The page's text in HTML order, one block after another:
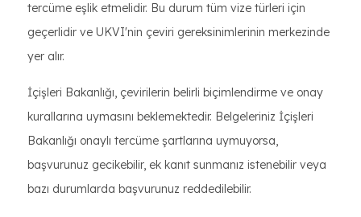
tercüme eşlik etmelidir. Bu durum tüm vize türleri için
geçerlidir ve UKVI'nin çeviri gereksinimlerinin merkezinde
yer alır.
İçişleri Bakanlığı, çevirilerin belirli biçimlendirme ve onay
kurallarına uymasını beklemektedir. Belgeleriniz İçişleri
Bakanlığı onaylı tercüme şartlarına uymuyorsa,
başvurunuz gecikebilir, ek kanıt sunmanız istenebilir veya
bazı durumlarda başvurunuz reddedilebilir.